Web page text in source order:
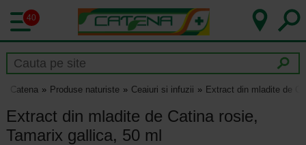
40
Catena Produse naturiste Ceaiuri si infuzii Extract din mladite de
Extract din mladite de Catina rosie,
Tamarix gallica, 50 ml